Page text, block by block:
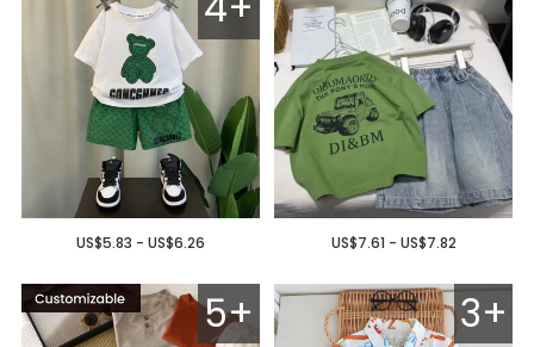
US$5.83 - US$6.26 US$7.61 - US$7.82
5+ 3+